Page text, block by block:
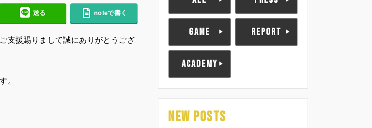
送る noteで書く
支援賜りまして誠にありがとうござ
。
GAME REPORT
ACADEMY
NEW POSTS